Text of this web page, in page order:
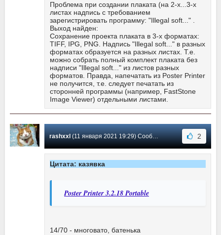
Проблема при создании плаката (на 2-х...3-х
листах надпись с требованием
зарегистрировать программу: "Illegal soft..." .
Выход найден:
Сохранение проекта плаката в 3-х форматах:
TIFF, IPG, PNG. Надпись "Illegal soft..." в разных
форматах образуется на разных листах. Т.е.
можно собрать полный комплект плаката без
надписи "Illegal soft..." из листов разных
форматов. Правда, напечатать из Poster Printer
не получится, т.е. следует печатать из
сторонней программы (например, FastStone
Image Viewer) отдельными листами.
rashxxl (11 января 2021 19:29) Сообщение #108 2
Цитата: казявка
Poster Printer 3.2.18 Portable
14/70 - многовато, батенька